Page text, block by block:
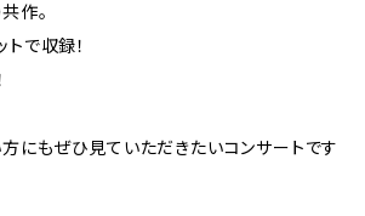
作。
で収録！
にもぜひ見ていただきたいコンサートです